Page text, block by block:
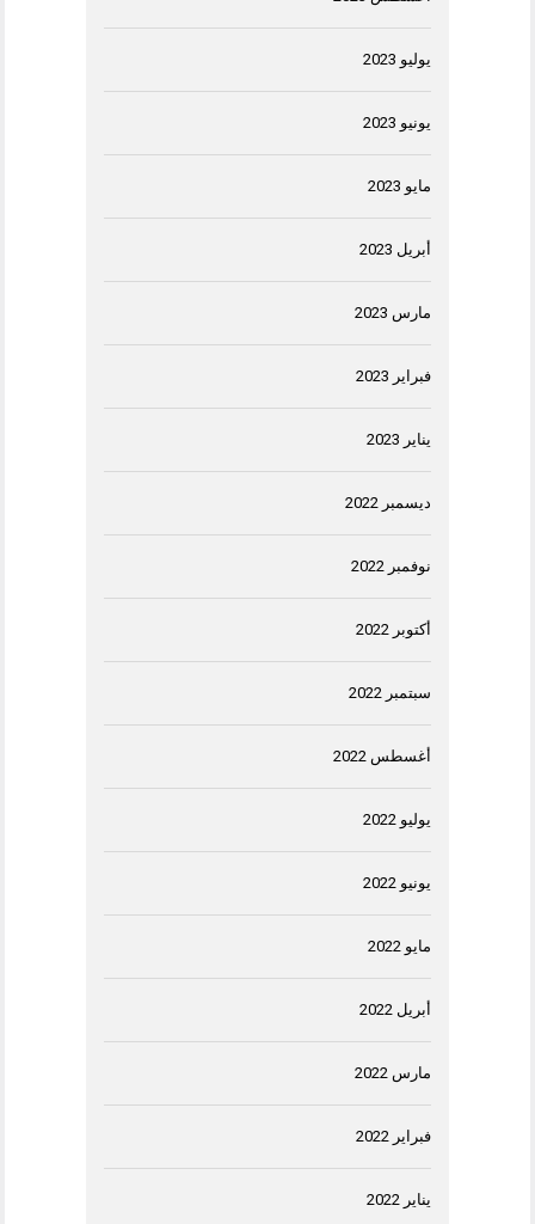
يوليو 2023
يونيو 2023
مايو 2023
أبريل 2023
مارس 2023
فبراير 2023
يناير 2023
ديسمبر 2022
نوفمبر 2022
أكتوبر 2022
سبتمبر 2022
أغسطس 2022
يوليو 2022
يونيو 2022
مايو 2022
أبريل 2022
مارس 2022
فبراير 2022
يناير 2022